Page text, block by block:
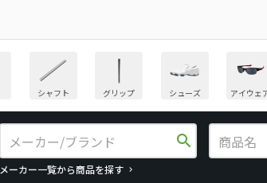
シャフト グリップ シューズ アイウェ
search
メーカー一覧から商品を探す